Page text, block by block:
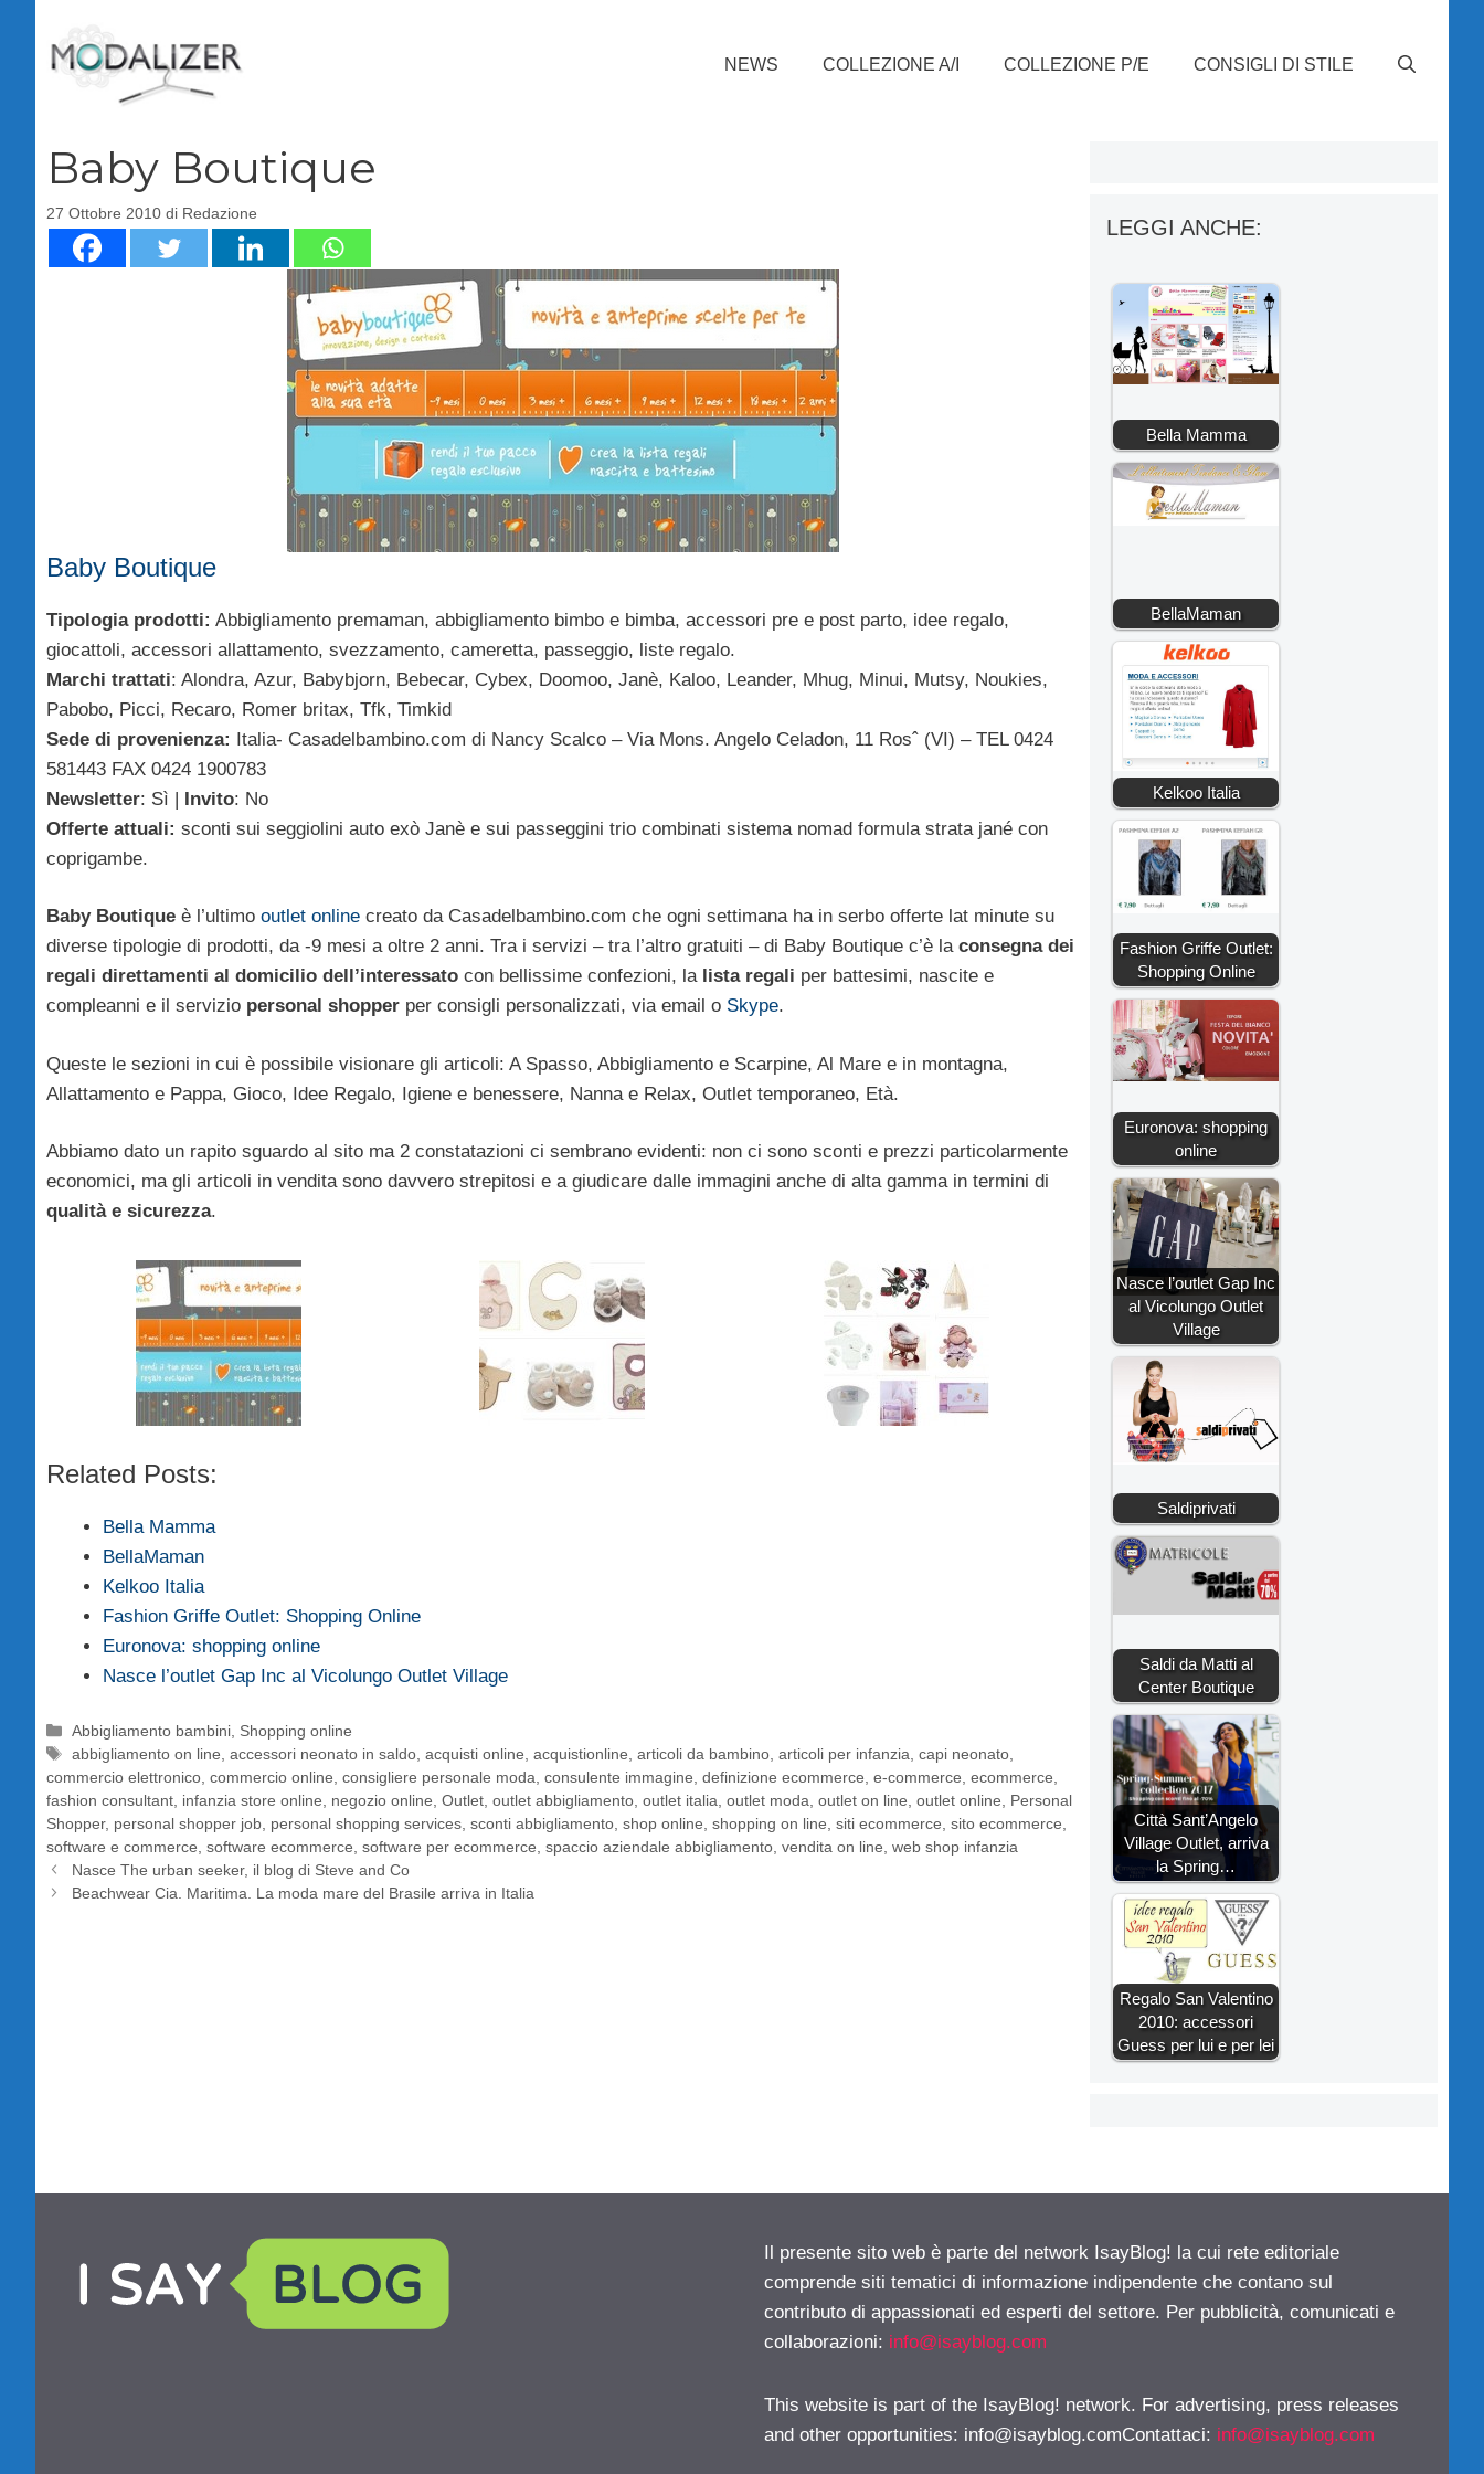
contenuto
NEWS COLLEZIONE A/I COLLEZIONE P/E CONSIGLI DI STILE
Baby Boutique
27 Ottobre 2010 di Redazione
Baby Boutique
Tipologia prodotti: Abbigliamento premaman, abbigliamento bimbo e bimba, accessori pre e post parto, idee regalo,
giocattoli, accessori allattamento, svezzamento, cameretta, passeggio, liste regalo.
Marchi trattati: Alondra, Azur, Babybjorn, Bebecar, Cybex, Doomoo, Janè, Kaloo, Leander, Mhug, Minui, Mutsy, Noukies,
Pabobo, Picci, Recaro, Romer britax, Tfk, Timkid
Sede di provenienza: Italia- Casadelbambino.com di Nancy Scalco – Via Mons. Angelo Celadon, 11 Rosˆ (VI) – TEL 0424
581443 FAX 0424 1900783
Newsletter: Sì | Invito: No
Offerte attuali: sconti sui seggiolini auto exò Janè e sui passeggini trio combinati sistema nomad formula strata jané con
coprigambe.
Baby Boutique è l’ultimo outlet online creato da Casadelbambino.com che ogni settimana ha in serbo offerte lat minute su
diverse tipologie di prodotti, da -9 mesi a oltre 2 anni. Tra i servizi – tra l’altro gratuiti – di Baby Boutique c’è la consegna dei
regali direttamenti al domicilio dell’interessato con bellissime confezioni, la lista regali per battesimi, nascite e
compleanni e il servizio personal shopper per consigli personalizzati, via email o Skype.
Queste le sezioni in cui è possibile visionare gli articoli: A Spasso, Abbigliamento e Scarpine, Al Mare e in montagna,
Allattamento e Pappa, Gioco, Idee Regalo, Igiene e benessere, Nanna e Relax, Outlet temporaneo, Età.
Abbiamo dato un rapito sguardo al sito ma 2 constatazioni ci sembrano evidenti: non ci sono sconti e prezzi particolarmente
economici, ma gli articoli in vendita sono davvero strepitosi e a giudicare dalle immagini anche di alta gamma in termini di
qualità e sicurezza.
Related Posts:
Bella Mamma
BellaMaman
Kelkoo Italia
Fashion Griffe Outlet: Shopping Online
Euronova: shopping online
Nasce l’outlet Gap Inc al Vicolungo Outlet Village
Categorie
Abbigliamento bambini Shopping online
Tag
abbigliamento on line ,accessori neonato in saldo ,acquisti online ,acquistionline ,articoli da bambino ,articoli per infanzia ,capi neonato
commercio elettronico commercio online consigliere personale moda consulente immagine definizione ecommerce e-commerce ecommerce
fashion consultant infanzia store online negozio online Outlet outlet abbigliamento outlet italia outlet moda outlet on line outlet online
Personal
Shopper, personal shopper job personal shopping services sconti abbigliamento shop online shopping on line siti ecommerce sito ecommerce
software e commerce software ecommerce software per ecommerce spaccio aziendale abbigliamento vendita on line web shop infanzia
Nasce The urban seeker, il blog di Steve and Co
Beachwear Cia. Maritima. La moda mare del Brasile arriva in Italia
LEGGI ANCHE:
Bella Mamma
BellaMaman
Kelkoo Italia
Fashion Griffe Outlet:
Shopping Online
Euronova: shopping
online
Nasce l’outlet Gap Inc
al Vicolungo Outlet
Village
Saldiprivati
Saldi da Matti al
Center Boutique
Città Sant’Angelo
Village Outlet, arriva
la Spring…
Regalo San Valentino
2010: accessori
Guess per lui e per lei
Il presente sito web è parte del network IsayBlog! la cui rete editoriale
comprende siti tematici di informazione indipendente che contano sul
contributo di appassionati ed esperti del settore. Per pubblicità, comunicati e
collaborazioni: info@isayblog.com
This website is part of the IsayBlog! network. For advertising, press releases
and other opportunities: info@isayblog.comContattaci: info@isayblog.com